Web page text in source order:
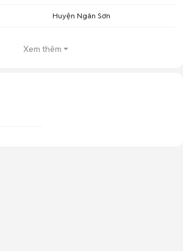
Huyện Ngân Sơn
Xem thêm